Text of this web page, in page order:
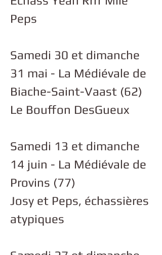
Peps
Samedi 30 et dimanche
31 mai - La Médiévale de
Biache-Saint-Vaast (62)
Le Bouffon DesGueux
Samedi 13 et dimanche
14 juin - La Médiévale de
Provins (77)
Josy et Peps, échassières
atypiques